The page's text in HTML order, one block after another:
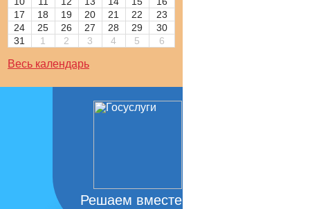
17
18 19 20 21 22
23
24
25 26 27 28 29
30
31
1 2 3 4 5 6
Весь календарь
Решаем вместе